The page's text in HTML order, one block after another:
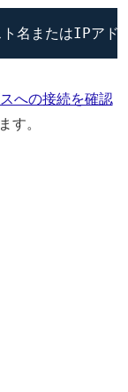
またはIPアド
への接続を確認
す。